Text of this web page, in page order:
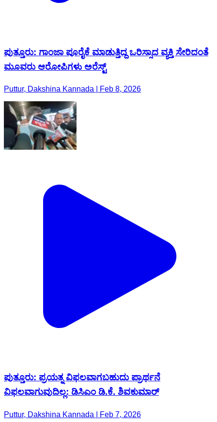
ಪುತ್ತೂರು: ಗಾಂಜಾ ಪೂರೈಕೆ ಮಾಡುತ್ತಿದ್ದ ಒರಿಸ್ಸಾದ ವ್ಯಕ್ತಿ ಸೇರಿದಂತೆ
ಮೂವರು ಆರೋಪಿಗಳು ಅರೆಸ್ಟ್
Puttur, Dakshina Kannada | Feb 8, 2026
ಪುತ್ತೂರು: ಪ್ರಯತ್ನ ವಿಫಲವಾಗಬಹುದು ಪ್ರಾರ್ಥನೆ
ವಿಫಲವಾಗುವುದಿಲ್ಲ: ಡಿಸಿಎಂ ಡಿ.ಕೆ. ಶಿವಕುಮಾರ್
Puttur, Dakshina Kannada | Feb 7, 2026